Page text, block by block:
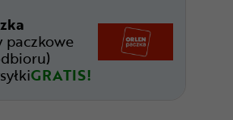
paczkowe
GRATIS!